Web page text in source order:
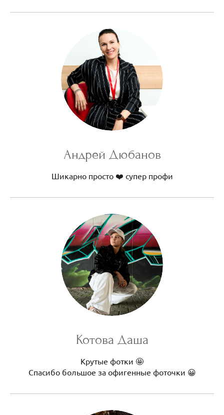
Андрей Дюбанов
Шикарно просто ❤️ супер профи
Котова Даша
Крутые фотки 🤩
Спасибо большое за офигенные фоточки 😀